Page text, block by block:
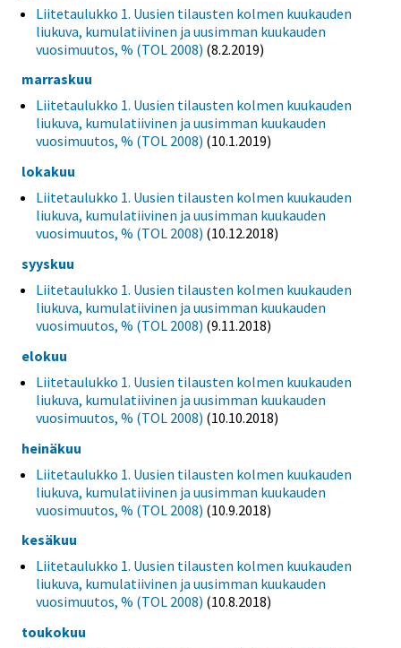
Liitetaulukko 1. Uusien tilausten kolmen kuukauden
liukuva, kumulatiivinen ja uusimman kuukauden
vuosimuutos, % (TOL 2008) (8.2.2019)
marraskuu
Liitetaulukko 1. Uusien tilausten kolmen kuukauden
liukuva, kumulatiivinen ja uusimman kuukauden
vuosimuutos, % (TOL 2008) (10.1.2019)
lokakuu
Liitetaulukko 1. Uusien tilausten kolmen kuukauden
liukuva, kumulatiivinen ja uusimman kuukauden
vuosimuutos, % (TOL 2008) (10.12.2018)
syyskuu
Liitetaulukko 1. Uusien tilausten kolmen kuukauden
liukuva, kumulatiivinen ja uusimman kuukauden
vuosimuutos, % (TOL 2008) (9.11.2018)
elokuu
Liitetaulukko 1. Uusien tilausten kolmen kuukauden
liukuva, kumulatiivinen ja uusimman kuukauden
vuosimuutos, % (TOL 2008) (10.10.2018)
heinäkuu
Liitetaulukko 1. Uusien tilausten kolmen kuukauden
liukuva, kumulatiivinen ja uusimman kuukauden
vuosimuutos, % (TOL 2008) (10.9.2018)
kesäkuu
Liitetaulukko 1. Uusien tilausten kolmen kuukauden
liukuva, kumulatiivinen ja uusimman kuukauden
vuosimuutos, % (TOL 2008) (10.8.2018)
toukokuu